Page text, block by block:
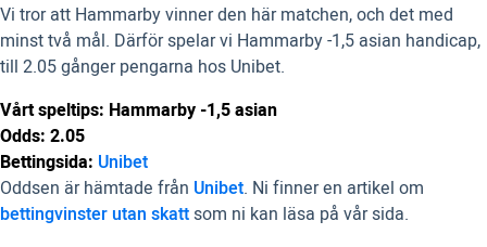
Vi tror att Hammarby vinner den här matchen, och det med
minst två mål. Därför spelar vi Hammarby -1,5 asian handicap,
till 2.05 gånger pengarna hos Unibet.
Vårt speltips: Hammarby -1,5 asian
Odds: 2.05
Bettingsida: Unibet
Oddsen är hämtade från Unibet. Ni finner en artikel om
bettingvinster utan skattsom ni kan läsa på vår sida.